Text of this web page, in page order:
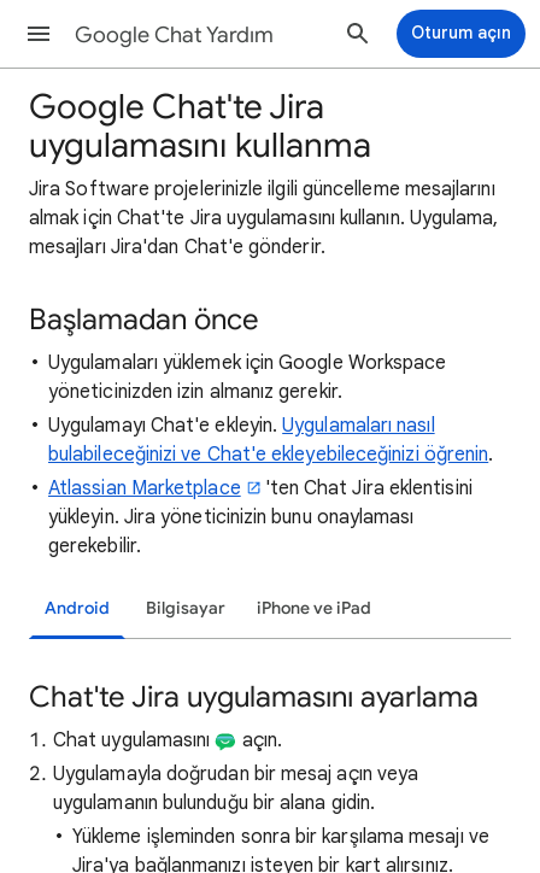
Google Chat Yardım Oturum açın
Google Chat'te Jira
uygulamasını kullanma
Jira Software projelerinizle ilgili güncelleme mesajlarını
almak için Chat'te Jira uygulamasını kullanın. Uygulama,
mesajları Jira'dan Chat'e gönderir.
Başlamadan önce
Uygulamaları yüklemek için Google Workspace
yöneticinizden izin almanız gerekir.
Uygulamayı Chat'e ekleyin.Uygulamaları nasıl
bulabileceğinizi ve Chat'e ekleyebileceğinizi öğrenin.
Atlassian Marketplace
'ten Chat Jira eklentisini
yükleyin. Jira yöneticinizin bunu onaylaması
gerekebilir.
Android Bilgisayar iPhone ve iPad
Chat'te Jira uygulamasını ayarlama
Chat uygulamasını
açın.
Uygulamayla doğrudan bir mesaj açın veya
uygulamanın bulunduğu bir alana gidin.
Yükleme işleminden sonra bir karşılama mesajı ve
Jira'ya bağlanmanızı isteyen bir kart alırsınız.